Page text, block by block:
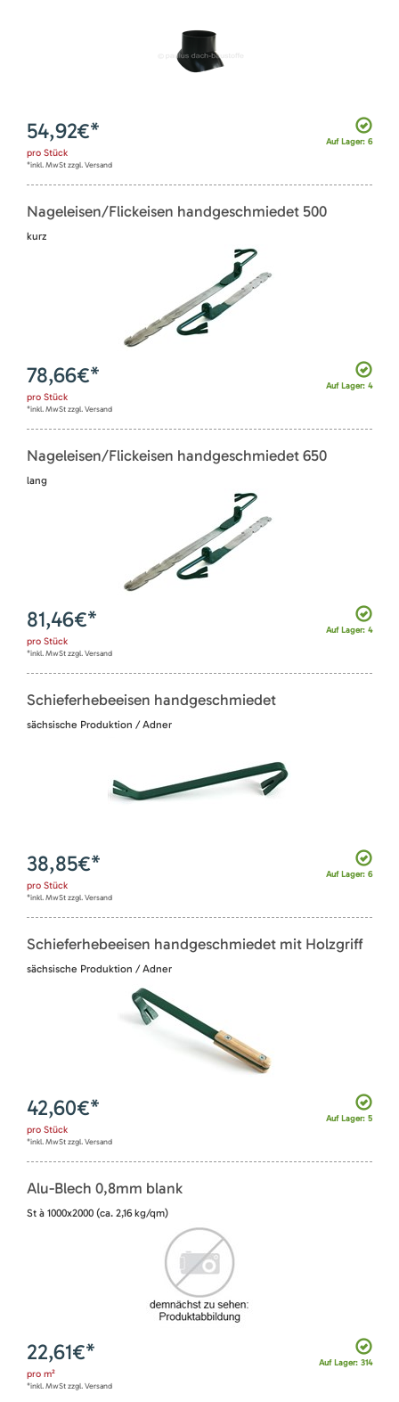
Auf Lager: 6
54,92€*
pro Stück
*inkl. MwSt zzgl. Versand
Nageleisen/Flickeisen handgeschmiedet 500
kurz
Auf Lager: 4
78,66€*
pro Stück
*inkl. MwSt zzgl. Versand
Nageleisen/Flickeisen handgeschmiedet 650
lang
Auf Lager: 4
81,46€*
pro Stück
*inkl. MwSt zzgl. Versand
Schieferhebeeisen handgeschmiedet
sächsische Produktion / Adner
Auf Lager: 6
38,85€*
pro Stück
*inkl. MwSt zzgl. Versand
Schieferhebeeisen handgeschmiedet mit Holzgriff
sächsische Produktion / Adner
Auf Lager: 5
42,60€*
pro Stück
*inkl. MwSt zzgl. Versand
Alu-Blech 0,8mm blank
St à 1000x2000 (ca. 2,16 kg/qm)
Auf Lager: 314
22,61€*
pro m²
*inkl. MwSt zzgl. Versand